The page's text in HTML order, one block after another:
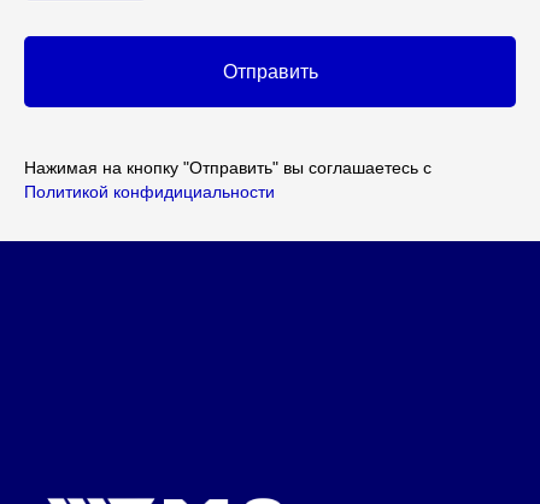
Отправить
Нажимая на кнопку "Отправить" вы соглашаетесь с
Политикой конфидициальности